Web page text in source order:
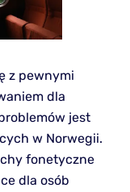
z pewnymi
dla
jest
w Norwegii.
fonetyczne
dla osób